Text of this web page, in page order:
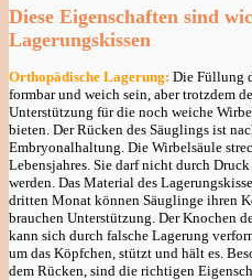
Diese Eigenschaften sind
Lagerungskissen
Orthopädische Lagerung: Die Füllung
formbar und weich sein, aber trotzdem
Unterstützung für die noch weiche
bieten. Der Rücken des Säuglings ist
Embryonalhaltung. Die Wirbelsäule
Lebensjahres. Sie darf nicht durch
werden. Das Material des
dritten Monat können Säuglinge ihren
brauchen Unterstützung. Der Knochen
kann sich durch falsche Lagerung
um das Köpfchen, stützt und hält es.
dem Rücken, sind die richtigen